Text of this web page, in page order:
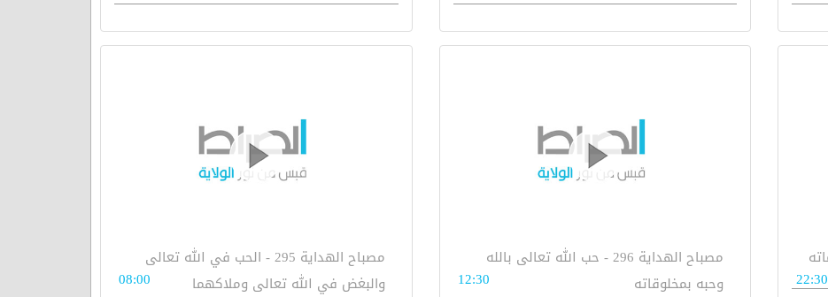
22:30
مصباح الهداية 296 - حب الله تعالى بالله
وحبه بمخلوقاته
12:30
مصباح الهداية 295 - الحب في الله تعالى
والبغض في الله تعالى وملاكهما
08:00